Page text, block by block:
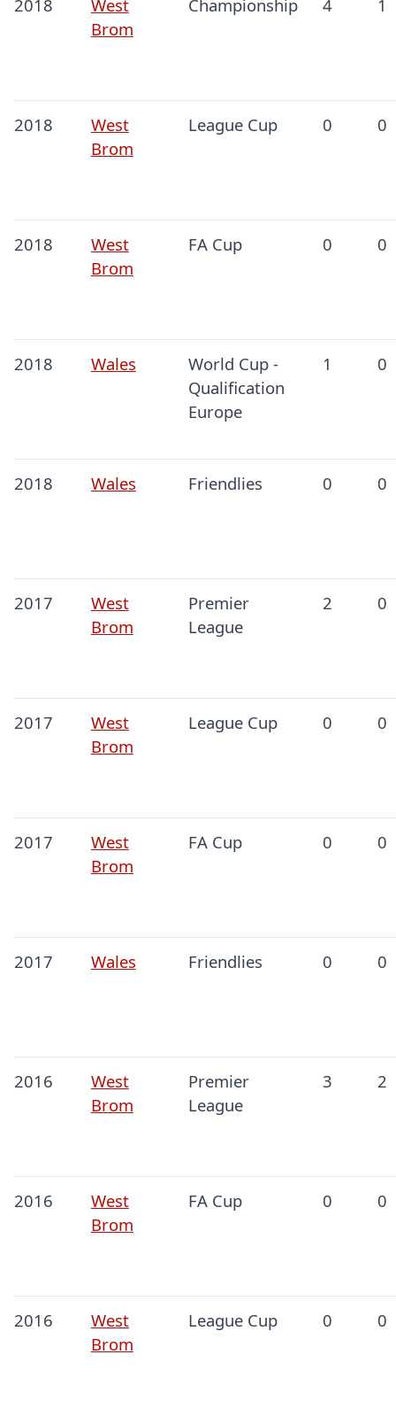
2018
West
Brom
Championship 4 1
2018
West
Brom
League Cup 0 0
2018
West
Brom
FA Cup 0 0
2018 Wales
World Cup -
Qualification
Europe
1 0
2018 Wales Friendlies 0 0
2017
West
Brom
Premier
League
2 0
2017
West
Brom
League Cup 0 0
2017
West
Brom
FA Cup 0 0
2017 Wales Friendlies 0 0
2016
West
Brom
Premier
League
3 2
2016
West
Brom
FA Cup 0 0
2016
West
Brom
League Cup 0 0